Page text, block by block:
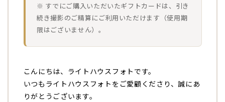
※ すでにご購入いただいたギフトカードは、引き
続き撮影のご精算にご利用いただけます（使用期
限はございません）。
こんにちは、ライトハウスフォトです。
いつもライトハウスフォトをご愛顧くださり、誠にあ
りがとうございます。